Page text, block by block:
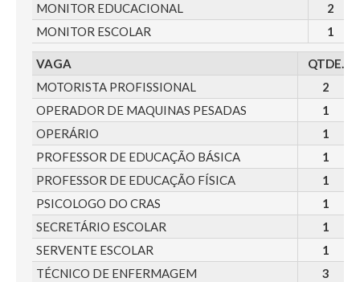
MONITOR EDUCACIONAL
2
MONITOR ESCOLAR
1
VAGA
QTDE.
MOTORISTA PROFISSIONAL
2
OPERADOR DE MAQUINAS PESADAS
1
OPERÁRIO
1
PROFESSOR DE EDUCAÇÃO BÁSICA
1
PROFESSOR DE EDUCAÇÃO FÍSICA
1
PSICOLOGO DO CRAS
1
SECRETÁRIO ESCOLAR
1
SERVENTE ESCOLAR
1
TÉCNICO DE ENFERMAGEM
3